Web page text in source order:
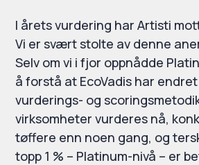
I årets vurdering har Artisti
Vi er svært stolte av denne
Selv om vi i fjor oppnådde
å forstå at EcoVadis har
vurderings- og
virksomheter vurderes nå,
tøffere enn noen gang, og
topp 1 % – Platinum-nivå – er